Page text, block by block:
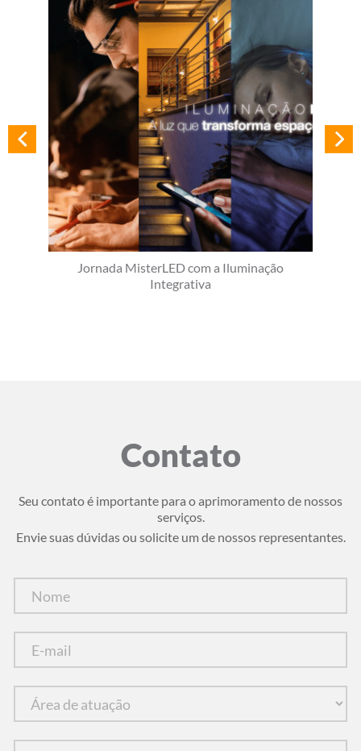
Jornada MisterLED com a Iluminação
Integrativa
Contato
Seu contato é importante para o aprimoramento de nossos
serviços.
Envie suas dúvidas ou solicite um de nossos representantes.